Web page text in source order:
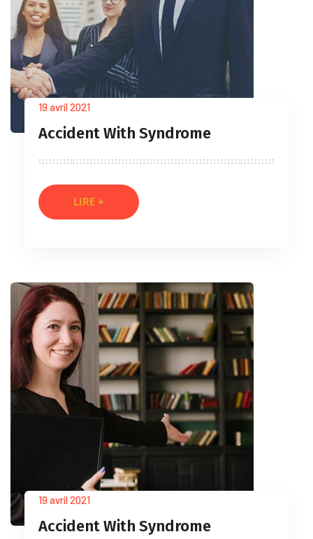
19 avril 2021
Accident With Syndrome
LIRE +
19 avril 2021
Accident With Syndrome